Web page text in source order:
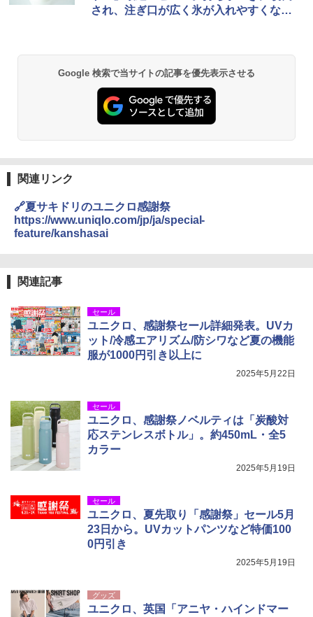
&ハイキング カーキ PATC-150(KH)
PYKES PEAK (パイクスピーク) 着替えテン
ト プライバシー テント 【中が透けない】 1
人用 折りたたみ 防災グッズ 災害用トイレ ビ
ーチ ピクニック ポップアップテント 携帯 簡
易 トイレテント (ブラック)
テント ワンタッチ RENEW 幅200 2-3人用 43
500002(89232)
￥5,999
簡単設置 ポップアップテント エクルベージ
ュ(BC仕様) PATC-150B(EB)
￥9,990
広げるだけ パッとサッとテント キューブワ
イド ブラックコーティング フルクローズ メ
ッシュ 4人用 簡単設置 ポップアップテント P
ATCW-150B エクルベージュ
【日本企業販売】超強力クマ対策スプレー 30
0ml（連続噴射30秒）110ml（連続噴射15
秒）射程5～10m 安全ロック搭載 携帯収納袋
付き ヒグマ・イノシシ対策 自治体・教育機
関の購入実績 登山・キャンプ・アウトドア・
GRANDOOR ステンレス保冷剤 2個セット 2
026リニューアル 急速冷凍 空間倍増 衛生的
コンパクト 保冷力長持ち
USB充電式 高精度 超長距離照射 長時間使用
可能 安全ロック付き 高安全性 金属製耐久 コ
ンパクト多機能設計 持ち運び便利 アウトド
ア/オフィス/教育現場/展示会用 緑
電動エアーポンプ SUP用 20PSI 電動ポンプ
ゴムボート 空気入れ 空気抜き 自動停止 過熱
保護 日光可読lcd 7種類ノズル付き
され、注ぎ口が広く氷が入れやすくなっ
Google 検索で当サイトの記事を優先表示させる
関連リンク
🔗夏サキドリのユニクロ感謝祭
https://www.uniqlo.com/jp/ja/special-
feature/kanshasai
関連記事
セール
ユニクロ、感謝祭セール詳細発表。UVカ
ット/冷感エアリズム/防シワなど夏の機能
服が1000円引き以上に
2025年5月22日
セール
ユニクロ、感謝祭ノベルティは「炭酸対
応ステンレスボトル」。約450mL・全5
カラー
2025年5月19日
セール
ユニクロ、夏先取り「感謝祭」セール5月
23日から。UVカットパンツなど特価100
0円引き
2025年5月19日
グッズ
ユニクロ、英国「アニヤ・ハインドマー